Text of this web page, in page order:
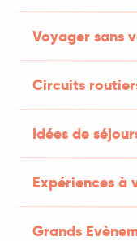
Voyager sans
Circuits
Idées de
Expériences à
Grands
sur votre